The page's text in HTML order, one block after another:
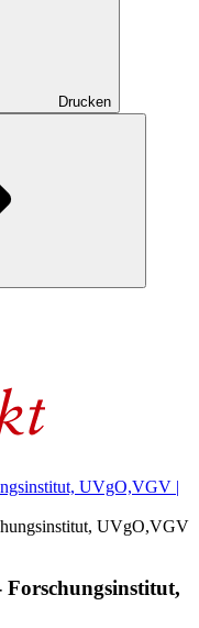
Drucken
UVgO,VGV |
Forschungsinstitut,